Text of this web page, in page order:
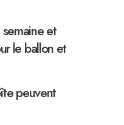
et
le ballon et
peuvent